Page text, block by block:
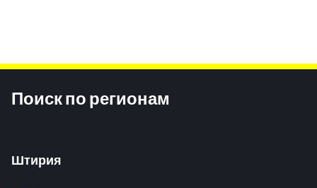
Поиск по регионам
Штирия